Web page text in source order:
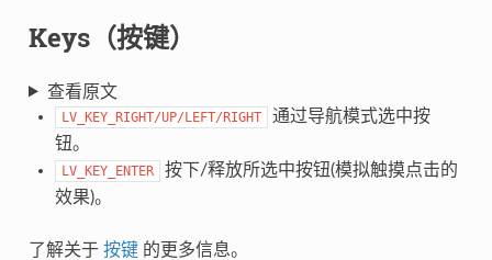
Keys（按键）
查看原文
LV_KEY_RIGHT/UP/LEFT/RIGHT
通过导航模式选中按
钮。
LV_KEY_ENTER
按下/释放所选中按钮(模拟触摸点击的
效果)。
了解关于 按键的更多信息。